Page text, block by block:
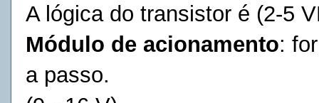
A lógica do transistor é (2-5
Módulo de acionamento:
a passo.